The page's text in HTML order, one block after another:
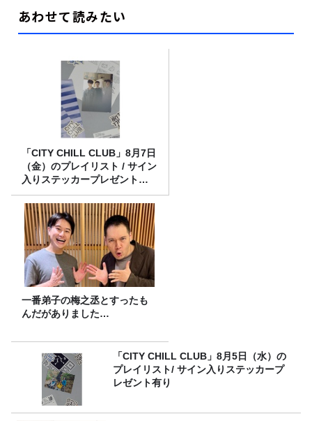
あわせて読みたい
「CITY CHILL CLUB」8月7日
（金）のプレイリスト / サイン
入りステッカープレゼント有
り
一番弟子の梅之丞とすったも
んだがありました…
「CITY CHILL CLUB」8月5日（水）の
プレイリスト/ サイン入りステッカープ
レゼント有り